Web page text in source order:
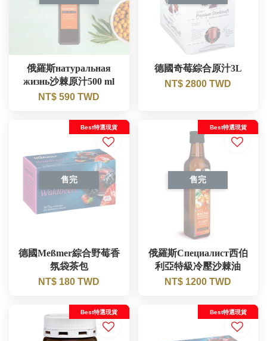
俄羅斯натуральная
жизнь沙棘原汁500 ml
NT$ 590 TWD
德國奇莓綜合原汁3L
NT$ 2800 TWD
售完
Best特選現貨
德國Meßmer綜合野莓香
氛袋茶包
NT$ 180 TWD
售完
Best特選現貨
俄羅斯Специалист西伯
利亞特級冷壓沙棘油
NT$ 1200 TWD
Best特選現貨 Best特選現貨